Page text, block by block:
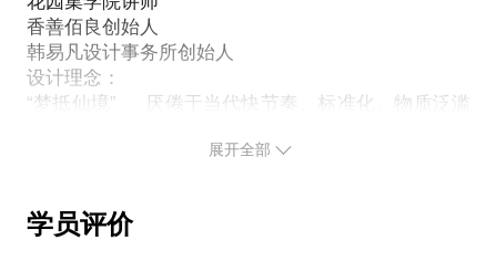
庭院行业是怎么一回事？
怎么成为一名优秀的设计师？
怎样获得客户？
如何形成自己的设计特色？
庭院景观的天花板在哪里？
其他你希望了解的任何问题。
香善佰良创始人
韩易凡设计事务所创始人
设计理念：
“梦抵仙境” 厌倦于当代快节奏、标准化、物质泛滥
真内心的图景，表达充满好奇心的探秘精神，营造令
2018 年度 艾鼎奖
展开全部
学员评价